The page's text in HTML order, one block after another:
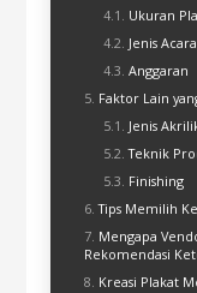
Ukuran
Jenis Acara
Anggaran
Faktor Lain
Jenis
Teknik
Finishing
Tips Memilih
Mengapa
Rekomendasi
Kreasi Plakat